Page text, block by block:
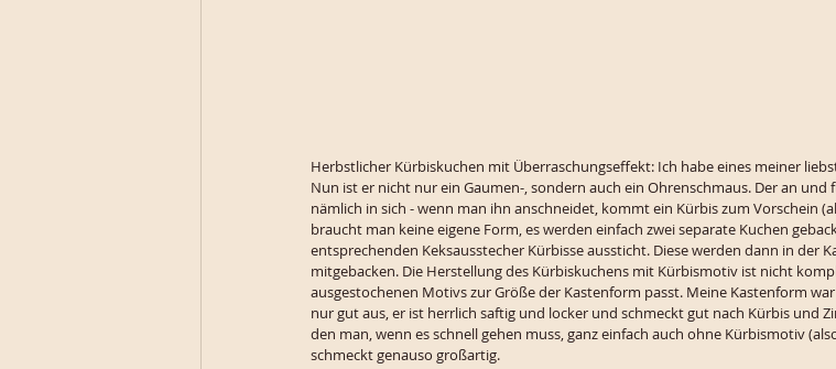
Herbstlicher Kürbiskuchen mit Überraschungseffekt: Ich habe eines meiner
Nun ist er nicht nur ein Gaumen-, sondern auch ein Ohrenschmaus. Der an
nämlich in sich - wenn man ihn anschneidet, kommt ein Kürbis zum Vorschein
braucht man keine eigene Form, es werden einfach zwei separate Kuchen
entsprechenden Keksausstecher Kürbisse aussticht. Diese werden dann in der
mitgebacken. Die Herstellung des Kürbiskuchens mit Kürbismotiv ist nicht
ausgestochenen Motivs zur Größe der Kastenform passt. Meine Kastenform
nur gut aus, er ist herrlich saftig und locker und schmeckt gut nach Kürbis und
den man, wenn es schnell gehen muss, ganz einfach auch ohne Kürbismotiv
schmeckt genauso großartig.